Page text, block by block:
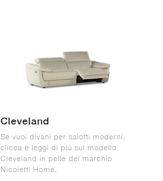
Cleveland
Se vuoi divani per salotti moderni,
clicca e leggi di più sul modello
Cleveland in pelle del marchio
Nicoletti Home.